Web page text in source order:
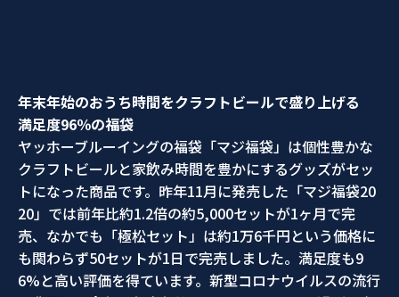
年末年始のおうち時間をクラフトビールで盛り上げる
満足度96％の福袋
ヤッホーブルーイングの福袋「マジ福袋」は個性豊かな
クラフトビールと家飲み時間を豊かにするグッズがセッ
トになった商品です。昨年11月に発売した「マジ福袋20
20」では前年比約1.2倍の約5,000セットが1ヶ月で完
売、なかでも「極松セット」は約1万6千円という価格に
も関わらず50セットが1日で完売しました。満足度も9
6%と高い評価を得ています。新型コロナウイルスの流行